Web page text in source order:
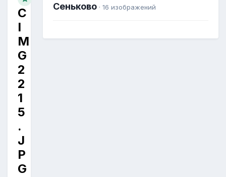
C
I
M
G
2
2
1
5
.
J
P
G
Сеньково · 16 изображений